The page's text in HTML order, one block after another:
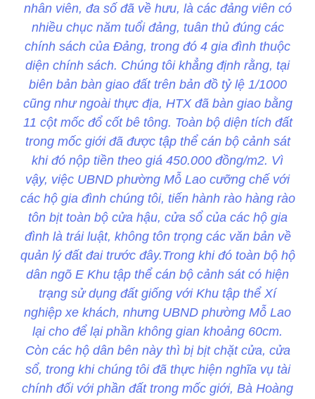
nhân viên, đa số đã về hưu, là các đảng viên có
nhiều chục năm tuổi đảng, tuân thủ đúng các
chính sách của Đảng, trong đó 4 gia đình thuộc
diện chính sách. Chúng tôi khẳng định rằng, tại
biên bản bàn giao đất trên bản đồ tỷ lệ 1/1000
cũng như ngoài thực địa, HTX đã bàn giao bằng
11 cột mốc đổ cốt bê tông. Toàn bộ diện tích đất
trong mốc giới đã được tập thể cán bộ cảnh sát
khi đó nộp tiền theo giá 450.000 đồng/m2. Vì
vậy, việc UBND phường Mỗ Lao cưỡng chế với
các hộ gia đình chúng tôi, tiến hành rào hàng rào
tôn bịt toàn bộ cửa hậu, cửa sổ của các hộ gia
đình là trái luật, không tôn trọng các văn bản về
quản lý đất đai trước đây.Trong khi đó toàn bộ hộ
dân ngõ E Khu tập thể cán bộ cảnh sát có hiện
trạng sử dụng đất giống với Khu tập thể Xí
nghiệp xe khách, nhưng UBND phường Mỗ Lao
lại cho để lại phần không gian khoảng 60cm.
Còn các hộ dân bên này thì bị bịt chặt cửa, cửa
sổ, trong khi chúng tôi đã thực hiện nghĩa vụ tài
chính đối với phần đất trong mốc giới, Bà Hoàng